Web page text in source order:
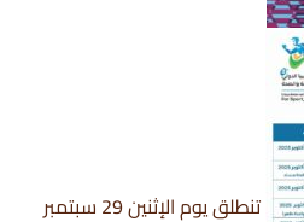
تنطلق يوم الإثنين 29 سبتمبر